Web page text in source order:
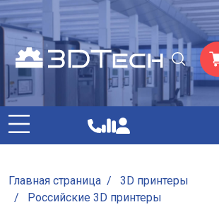
Главная страница /
3D принтеры
/
Российские 3D принтеры